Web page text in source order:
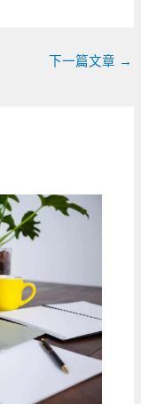
下一篇文章 →